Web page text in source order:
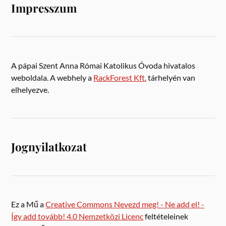
Impresszum
A pápai Szent Anna Római Katolikus Óvoda hivatalos
weboldala. A webhely a RackForest Kft. tárhelyén van
elhelyezve.
Jognyilatkozat
Ez a Mű aCreative Commons Nevezd meg! - Ne add el! -
Így add tovább! 4.0 Nemzetközi Licencfeltételeinek